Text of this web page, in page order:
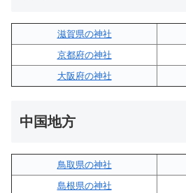
滋賀県の神社
京都府の神社
大阪府の神社
中国地方
鳥取県の神社
島根県の神社